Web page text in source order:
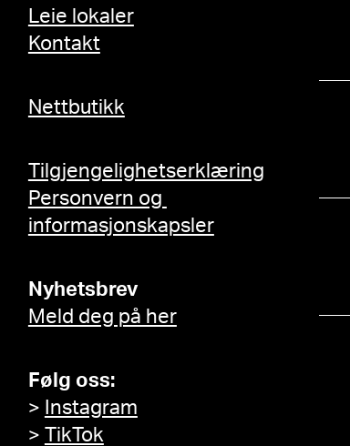
Leie lokaler
Kontakt
Nettbutikk
Tilgjengelighetserklæring
Personvern og
informasjonskapsler
Nyhetsbrev
Meld deg på her
Følg oss:
> Instagram
> TikTok